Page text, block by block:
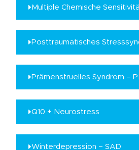
Multiple Chemische
Posttraumatisches
Prämenstruelles Syndrom –
Q10 + Neurostress
Winterdepression – SAD